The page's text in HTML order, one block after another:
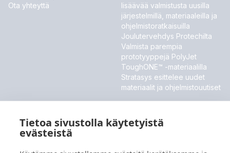
Tietoa sivustolla käytetyistä
evästeistä
Ota yhteyttä
lisäävää valmistusta uusilla
järjestelmillä, materiaaleilla ja
ohjelmistoratkaisuilla
Joulutervehdys Protechilta
Valmista parempia
prototyyppejä PolyJet
ToughONE™ -materiaalilla
Stratasys esittelee uudet
materiaalit ja ohjelmistouutiset
Meillä ei ole tällä hetkellä tulevia tapahtumia.